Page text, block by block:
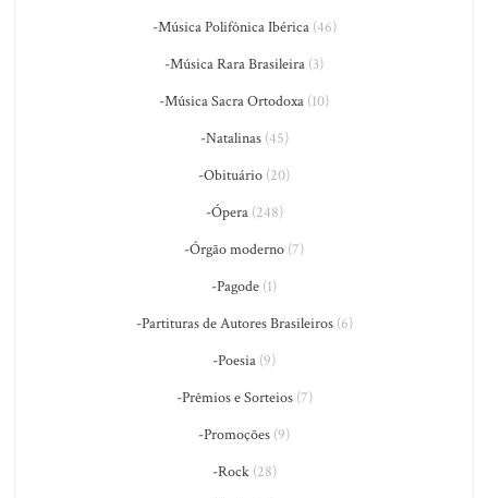
-Música Polifônica Ibérica(46)
-Música Rara Brasileira (3)
-Música Sacra Ortodoxa (10)
-Natalinas(45)
-Obituário (20)
-Ópera(248)
-Órgão moderno (7)
-Pagode (1)
-Partituras de Autores Brasileiros(6)
-Poesia (9)
-Prêmios e Sorteios(7)
-Promoções (9)
-Rock(28)